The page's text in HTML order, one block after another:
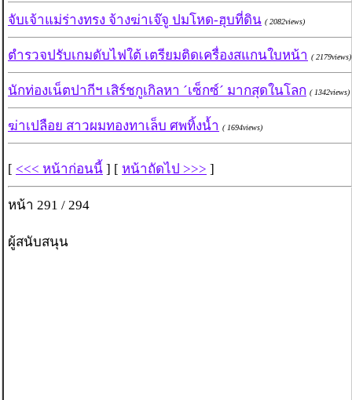
จับเจ้าแม่ร่างทรง จ้างฆ่าเจ๊จู ปมโหด-ฮุบที่ดิน ( 2082views)
ตำรวจปรับเกมดับไฟใต้ เตรียมติดเครื่องสแกนใบหน้า ( 2179views)
นักท่องเน็ตปากีฯ เสิร์ชกูเกิลหา ´เซ็กซ์´ มากสุดในโลก ( 1342views)
ฆ่าเปลือย สาวผมทองทาเล็บ ศพทิ้งน้ำ ( 1694views)
[ <<< หน้าก่อนนี้ ] [ หน้าถัดไป >>> ]
หน้า 291 / 294
ผู้สนับสนุน